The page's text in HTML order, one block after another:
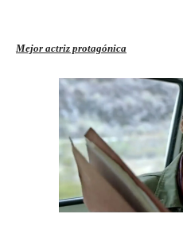
Mejor actriz protagónica